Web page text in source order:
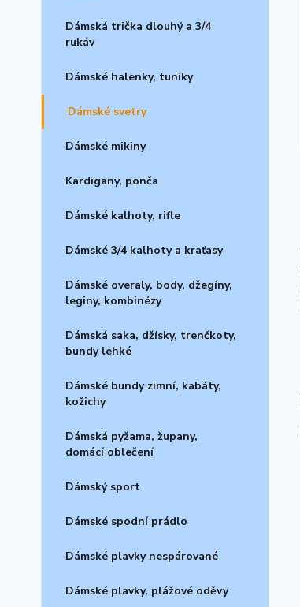
Dámská trička dlouhý a 3/4
rukáv
Dámské halenky, tuniky
Dámské svetry
Dámské mikiny
Kardigany, ponča
Dámské kalhoty, rifle
Dámské 3/4 kalhoty a kraťasy
Dámské overaly, body, džegíny,
leginy, kombinézy
Dámská saka, džísky, trenčkoty,
bundy lehké
Dámské bundy zimní, kabáty,
kožichy
Dámská pyžama, župany,
domácí oblečení
Dámský sport
Dámské spodní prádlo
Dámské plavky nespárované
Dámské plavky, plážové oděvy